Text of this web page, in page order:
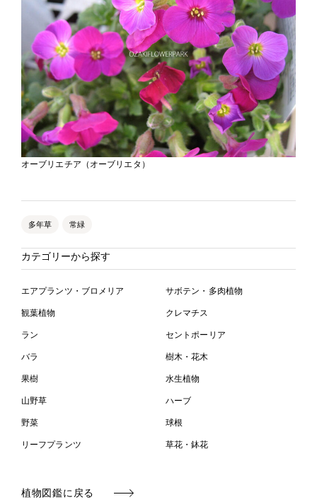
オーブリエチア（オーブリエタ）
多年草 常緑
カテゴリーから探す
エアプランツ・ブロメリア サボテン・多肉植物
観葉植物 クレマチス
ラン セントポーリア
バラ 樹木・花木
果樹 水生植物
山野草 ハーブ
野菜 球根
リーフプランツ 草花・鉢花
植物図鑑に戻る